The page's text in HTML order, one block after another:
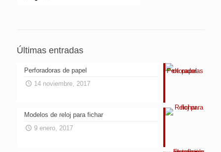
Últimas entradas
Perforadoras de papel
14 noviembre, 2017
Modelos de reloj para fichar
9 enero, 2017